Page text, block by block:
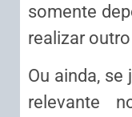
somente
realizar
Ou ainda,
relevante